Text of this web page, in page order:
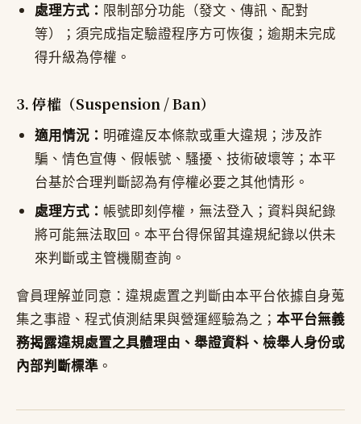
處理方式： 限制部分功能（發文、傳訊、配對
等）；須完成指定驗證程序方可恢復；逾期未完成
得升級為停權。
3. 停權（Suspension / Ban）
適用情況： 明確違反本條款或重大違規；涉及詐
騙、情色宣傳、假帳號、騷擾、技術破壞等；本平
台基於合理判斷認為有停權必要之其他情形。
處理方式： 帳號即刻停權，無法登入；資料與紀錄
將可能無法取回。本平台得保留其違規紀錄以供未
來判斷或主管機關查詢。
會員理解並同意：違規處置之判斷由本平台依據自身蒐
集之事證、程式偵測結果與營運經驗為之； 本平台無義
務揭露違規處置之具體理由、舉證資料、檢舉人身份或
內部判斷標準 。